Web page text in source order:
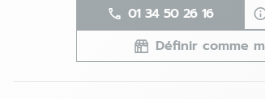
01 34 50 26 16
Définir comme